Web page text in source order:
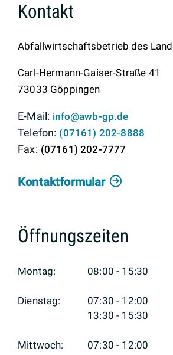
Kontakt
Abfallwirtschaftsbetrieb des
Carl-Hermann-Gaiser-Straße 41
73033 Göppingen
info@awb-gp.de
(071 61) 202-8888
(071 61) 202-7777
Kontaktformular
Öffnungszeiten
Montag: 08:00 - 15:30
Dienstag:
07:30 - 12:00
13:30 - 15:30
Mittwoch: 07:30 - 12:00